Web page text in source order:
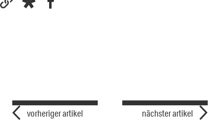
vorheriger artikel nächster artikel